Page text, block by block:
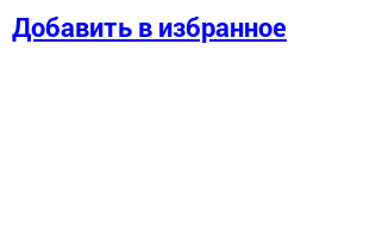
Добавить в избранное